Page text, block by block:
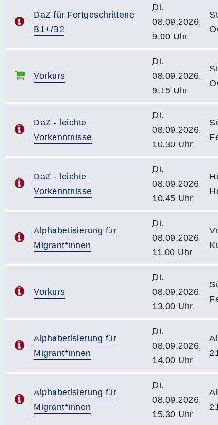
DaZ für Fortgeschrittene
B1+/B2
Di.
08.09.2026,
9.00 Uhr
Vorkurs
Di.
08.09.2026,
9.15 Uhr
DaZ - leichte
Vorkenntnisse
Di.
08.09.2026,
10.30 Uhr
DaZ - leichte
Vorkenntnisse
Di.
08.09.2026,
10.45 Uhr
Alphabetisierung für
Migrant*innen
Di.
08.09.2026,
11.00 Uhr
Vorkurs
Di.
08.09.2026,
13.00 Uhr
Alphabetisierung für
Migrant*innen
Di.
08.09.2026,
14.00 Uhr
Alphabetisierung für
Migrant*innen
Di.
08.09.2026,
15.30 Uhr